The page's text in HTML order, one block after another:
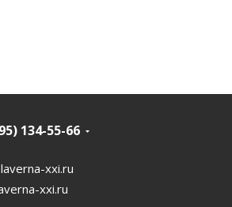
134-55-66
xxi.ru
xxi.ru